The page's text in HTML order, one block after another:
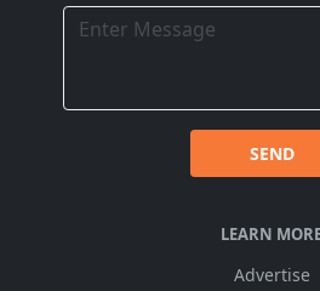
SEND
LEARN
Advertise